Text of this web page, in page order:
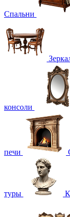
Спальни
консоли
печи
туры